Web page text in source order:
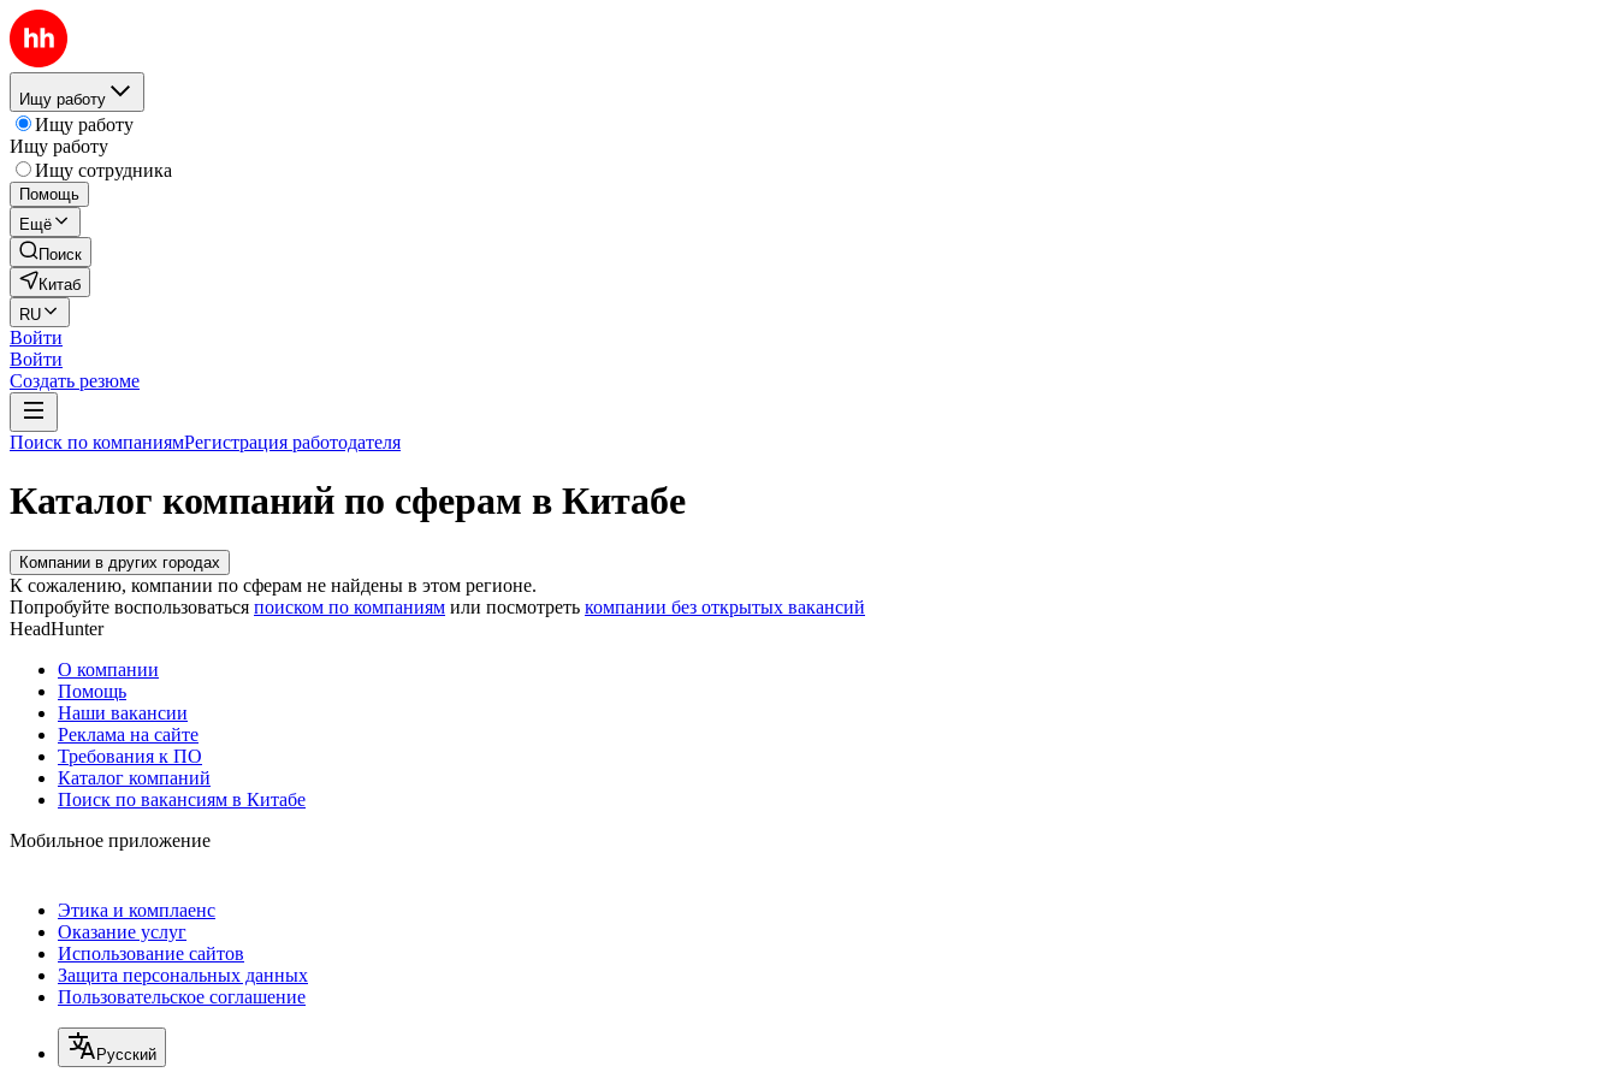
Ищу работу
Ищу работу
Ищу работу
Ищу сотрудника
Помощь
Ещё
Поиск
Китаб
RU
Войти
Войти
Создать резюме
Поиск по компаниямРегистрация работодателя
Каталог компаний по сферам в Китабе
Компании в других городах
К сожалению, компании по сферам не найдены в этом регионе.
Попробуйте воспользоваться поиском по компаниям или посмотреть компании без открытых вакансий
HeadHunter
О компании
Помощь
Наши вакансии
Реклама на сайте
Требования к ПО
Каталог компаний
Поиск по вакансиям в Китабе
Мобильное приложение
Этика и комплаенс
Оказание услуг
Использование сайтов
Защита персональных данных
Пользовательское соглашение
Русский